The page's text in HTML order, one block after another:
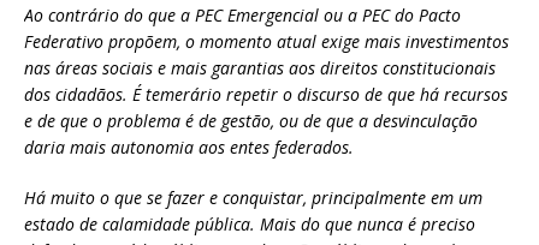
Ao contrário do que a PEC Emergencial ou a PEC do Pacto
Federativo propõem, o momento atual exige mais investimentos
nas áreas sociais e mais garantias aos direitos constitucionais
dos cidadãos. É temerário repetir o discurso de que há recursos
e de que o problema é de gestão, ou de que a desvinculação
daria mais autonomia aos entes federados.
Há muito o que se fazer e conquistar, principalmente em um
estado de calamidade pública. Mais do que nunca é preciso